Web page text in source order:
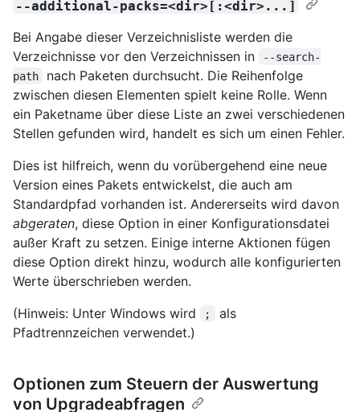
--additional-packs=<dir>[:<dir>...]
Bei Angabe dieser Verzeichnisliste werden die
Verzeichnisse vor den Verzeichnissen in
--search-
path
nach Paketen durchsucht. Die Reihenfolge
zwischen diesen Elementen spielt keine Rolle. Wenn
ein Paketname über diese Liste an zwei verschiedenen
Stellen gefunden wird, handelt es sich um einen Fehler.
Dies ist hilfreich, wenn du vorübergehend eine neue
Version eines Pakets entwickelst, die auch am
Standardpfad vorhanden ist. Andererseits wird davon
abgeraten, diese Option in einer Konfigurationsdatei
außer Kraft zu setzen. Einige interne Aktionen fügen
diese Option direkt hinzu, wodurch alle konfigurierten
Werte überschrieben werden.
(Hinweis: Unter Windows wird
;
als
Pfadtrennzeichen verwendet.)
Optionen zum Steuern der Auswertung
von Upgradeabfragen